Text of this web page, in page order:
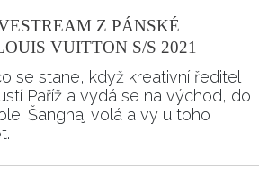
Z PÁNSKÉ
VUITTON S/S 2021
se stane, když kreativní ředitel
Paříž a vydá se na východ, do
Šanghaj volá a vy u toho